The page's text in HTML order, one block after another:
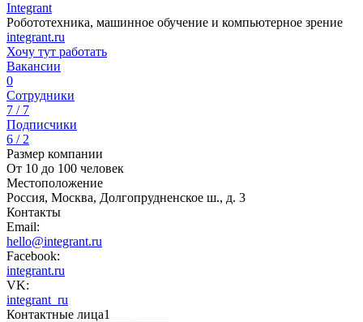
Integrant
Робототехника, машинное обучение и компьютерное зрение
integrant.ru
Хочу тут работать
Вакансии
0
Сотрудники
7 / 7
Подписчики
6 / 2
Размер компании
От 10 до 100 человек
Местоположение
Россия, Москва, Долгопрудненское ш., д. 3
Контакты
Email:
hello@integrant.ru
Facebook:
integrant.ru
VK:
integrant_ru
Контактные лица1